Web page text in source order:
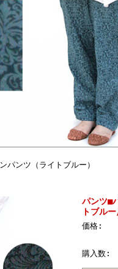
パンツ（ライトブルー）
パンツ■
トブル
価格:
購入数: